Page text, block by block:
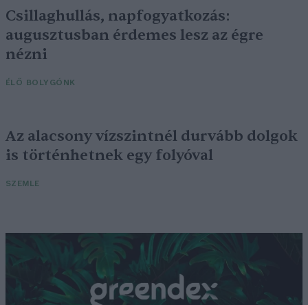
Csillaghullás, napfogyatkozás:
augusztusban érdemes lesz az égre
nézni
ÉLŐ BOLYGÓNK
Az alacsony vízszintnél durvább dolgok
is történhetnek egy folyóval
SZEMLE